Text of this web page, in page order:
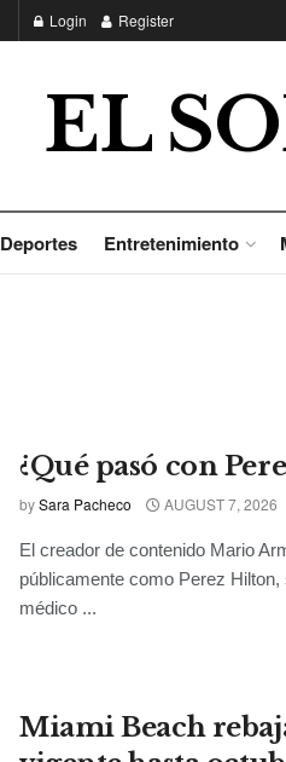
Login Register
EL
Deportes Entretenimiento
¿Qué pasó con
bySara Pacheco AUGUST 7, 2026
El creador de contenido Mario
públicamente como Perez
médico ...
Miami Beach